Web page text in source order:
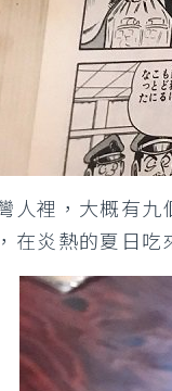
人裡，大概有
在炎熱的夏日吃